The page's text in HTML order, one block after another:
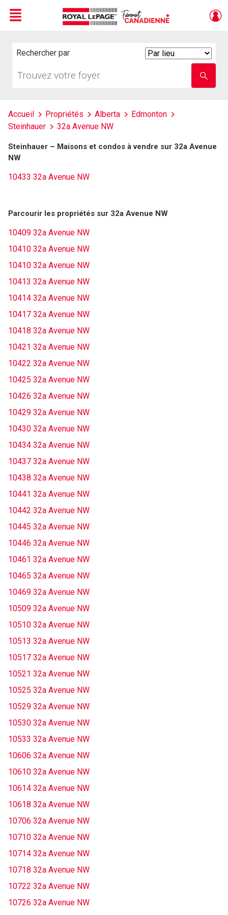
Menu
Rechercher par
votre
nom
Accueil Propriétés Alberta
Edmonton
Steinhauer
32a Avenue NW
Steinhauer – Maisons et condos à vendre sur 32a Avenue
NW
10433 32a Avenue NW
Parcourir les propriétés sur 32a Avenue NW
10409 32a Avenue NW
10410 32a Avenue NW
10410 32a Avenue NW
10413 32a Avenue NW
10414 32a Avenue NW
10417 32a Avenue NW
10418 32a Avenue NW
10421 32a Avenue NW
10422 32a Avenue NW
10425 32a Avenue NW
10426 32a Avenue NW
10429 32a Avenue NW
10430 32a Avenue NW
10434 32a Avenue NW
10437 32a Avenue NW
10438 32a Avenue NW
10441 32a Avenue NW
10442 32a Avenue NW
10445 32a Avenue NW
10446 32a Avenue NW
10461 32a Avenue NW
10465 32a Avenue NW
10469 32a Avenue NW
10509 32a Avenue NW
10510 32a Avenue NW
10513 32a Avenue NW
10517 32a Avenue NW
10521 32a Avenue NW
10525 32a Avenue NW
10529 32a Avenue NW
10530 32a Avenue NW
10533 32a Avenue NW
10606 32a Avenue NW
10610 32a Avenue NW
10614 32a Avenue NW
10618 32a Avenue NW
10706 32a Avenue NW
10710 32a Avenue NW
10714 32a Avenue NW
10718 32a Avenue NW
10722 32a Avenue NW
10726 32a Avenue NW